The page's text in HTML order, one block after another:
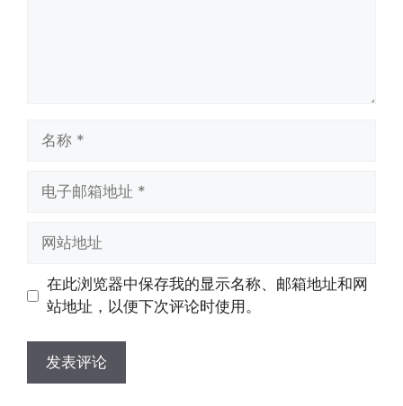
址
址
在此浏览器中保存我的显示名称、邮箱地址和网
站地址，以便下次评论时使用。